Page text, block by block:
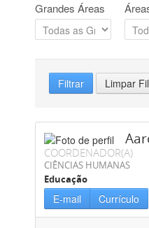
Grandes Áreas
Filtrar Limpar
COORDENADOR(A)
CIÊNCIAS HUMANAS
Educação
E-mail Currículo